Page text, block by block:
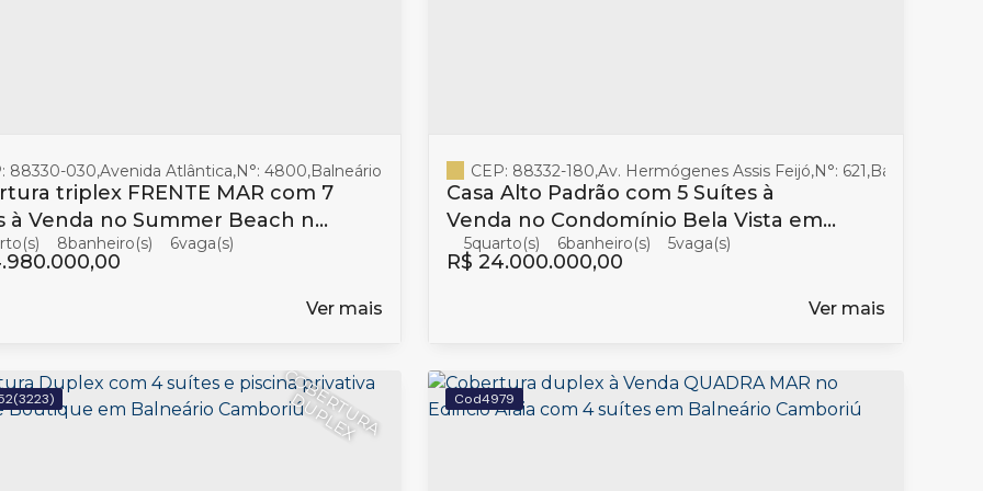
triplex FRENTE MAR com 7
à Venda no Summer Beach na
Sul em Balneário Camboriú
88330-030,Avenida Atlântica,N°: 4800,Balneário Camboriú Santa Catarina,Brasil
8banheiro(s) 6
Ver mais
Casa Alto Padrão com 5 Suítes à
Venda no Condomínio Bela Vista em
Balneário Camboriú
R$ 24.000.000,00
CEP: 88332-180,Av. Hermógenes Assis Feijó,N°: 621,Barra
5 6banheiro(s) 5
Ver mais
C
O
B
E
R
T
U
R
A
D
U
P
L
E
X
(3223) 4979